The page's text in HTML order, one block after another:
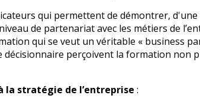
qui permettent de démontrer, d'une
de partenariat avec les métiers de
qui se veut un véritable « business
décisionnaire perçoivent la formation non
stratégie de l’entreprise :